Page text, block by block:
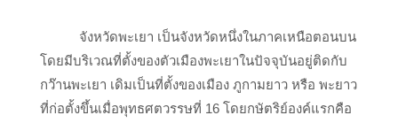
จังหวัดพะเยา เป็นจังหวัดหนึ่งในภาคเหนือตอนบน
โดยมีบริเวณที่ตั้งของตัวเมืองพะเยาในปัจจุบันอยู่ติดกับ
กว๊านพะเยา เดิมเป็นที่ตั้งของเมือง ภูกามยาว หรือ พะยาว
ที่ก่อตั้งขึ้นเมื่อพุทธศตวรรษที่ 16 โดยกษัตริย์องค์แรกคือ